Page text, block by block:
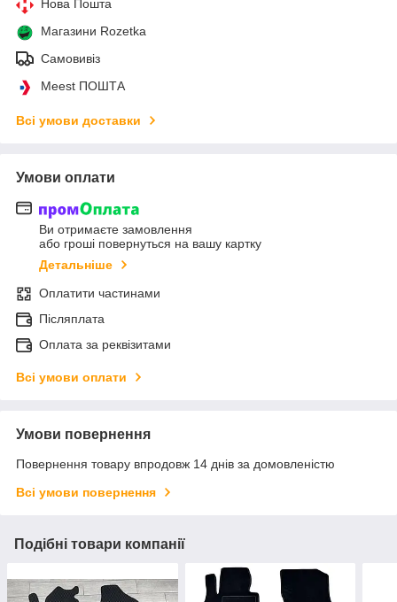
Нова Пошта
Магазини Rozetka
Самовивіз
Meest ПОШТА
Всі умови доставки
Умови оплати
Ви отримаєте замовлення
або гроші повернуться на вашу картку
Детальніше
Оплатити частинами
Післяплата
Оплата за реквізитами
Всі умови оплати
Умови повернення
Повернення товару впродовж 14 днів за домовленістю
Всі умови повернення
Подібні товари компанії